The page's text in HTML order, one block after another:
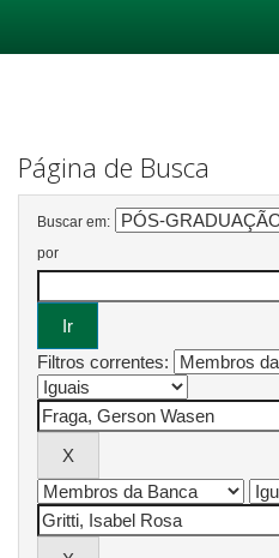
Página de Busca
Buscar em:
por
Filtros correntes: